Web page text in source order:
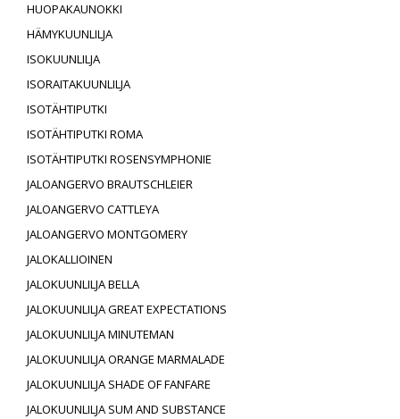
HUOPAKAUNOKKI
HÄMYKUUNLILJA
ISOKUUNLILJA
ISORAITAKUUNLILJA
ISOTÄHTIPUTKI
ISOTÄHTIPUTKI ROMA
ISOTÄHTIPUTKI ROSENSYMPHONIE
JALOANGERVO BRAUTSCHLEIER
JALOANGERVO CATTLEYA
JALOANGERVO MONTGOMERY
JALOKALLIOINEN
JALOKUUNLILJA BELLA
JALOKUUNLILJA GREAT EXPECTATIONS
JALOKUUNLILJA MINUTEMAN
JALOKUUNLILJA ORANGE MARMALADE
JALOKUUNLILJA SHADE OF FANFARE
JALOKUUNLILJA SUM AND SUBSTANCE